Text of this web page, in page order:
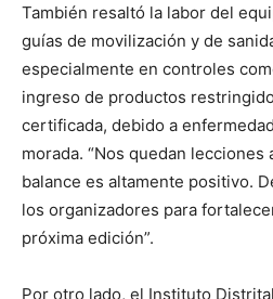
También resaltó la labor del
guías de movilización y de
especialmente en controles
ingreso de productos
certificada, debido a
morada. “Nos quedan lecciones
balance es altamente positivo.
los organizadores para
próxima edición”.
Por otro lado, el Instituto